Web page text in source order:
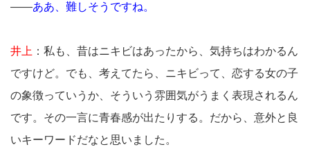
――ああ、難しそうですね。
井上 ：私も、昔はニキビはあったから、気持ちはわかるん
ですけど。でも、考えてたら、ニキビって、恋する女の子
の象徴っていうか、そういう雰囲気がうまく表現されるん
です。その一言に青春感が出たりする。だから、意外と良
いキーワードだなと思いました。